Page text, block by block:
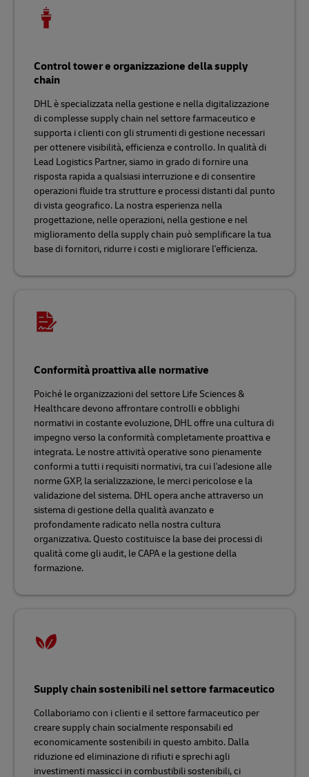
Control tower e organizzazione della supply
chain
DHL è specializzata nella gestione e nella digitalizzazione
di complesse supply chain nel settore farmaceutico e
supporta i clienti con gli strumenti di gestione necessari
per ottenere visibilità, efficienza e controllo. In qualità di
Lead Logistics Partner, siamo in grado di fornire una
risposta rapida a qualsiasi interruzione e di consentire
operazioni fluide tra strutture e processi distanti dal punto
di vista geografico. La nostra esperienza nella
progettazione, nelle operazioni, nella gestione e nel
miglioramento della supply chain può semplificare la tua
base di fornitori, ridurre i costi e migliorare l'efficienza.
Conformità proattiva alle normative
Poiché le organizzazioni del settore Life Sciences &
Healthcare devono affrontare controlli e obblighi
normativi in costante evoluzione, DHL offre una cultura di
impegno verso la conformità completamente proattiva e
integrata. Le nostre attività operative sono pienamente
conformi a tutti i requisiti normativi, tra cui l'adesione alle
norme GXP, la serializzazione, le merci pericolose e la
validazione del sistema. DHL opera anche attraverso un
sistema di gestione della qualità avanzato e
profondamente radicato nella nostra cultura
organizzativa. Questo costituisce la base dei processi di
qualità come gli audit, le CAPA e la gestione della
formazione.
Supply chain sostenibili nel settore farmaceutico
Collaboriamo con i clienti e il settore farmaceutico per
creare supply chain socialmente responsabili ed
economicamente sostenibili in questo ambito. Dalla
riduzione ed eliminazione di rifiuti e sprechi agli
investimenti massicci in combustibili sostenibili, ci